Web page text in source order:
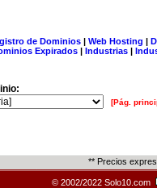
de Dominios| Web Hosting |
Expirados | Industrias |
[Pág.
** Precios
© 2002/2022 Solo10.com